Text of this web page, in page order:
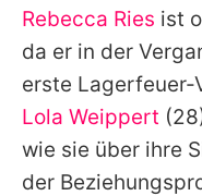
Rebecca Ries ist
da er in der
erste Lagerfeuer-
Lola Weippert
wie sie über ihre
der